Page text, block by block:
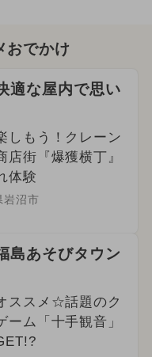
おでかけ
適な屋内で思い
しもう！クレーン
店街『爆獲横丁』
体験
岩沼市
島あそびタウン
ススメ☆話題のク
ーム「十手観音」